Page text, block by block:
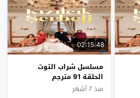
02:15:48
مسلسل شراب التوت
الحلقة 91 مترجم
منذ 7 أشهر